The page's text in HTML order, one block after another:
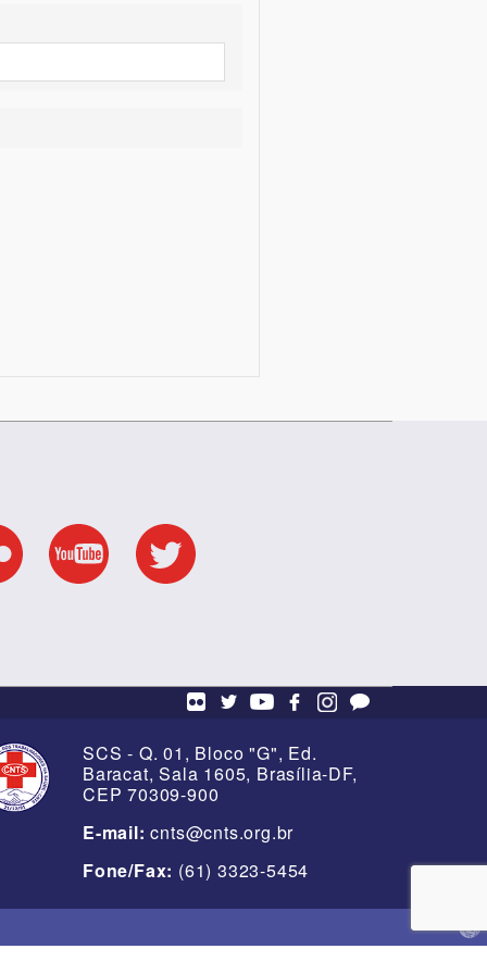
SCS - Q. 01, Bloco "G", Ed.
Baracat, Sala 1605, Brasília-DF,
CEP 70309-900
E-mail: cnts@cnts.org.br
Fone/Fax: (61) 3323-5454